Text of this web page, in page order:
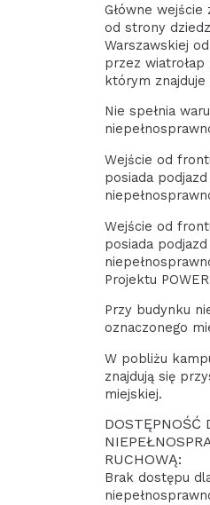
Główne
od strony
Warszawskiej
przez
którym znajduje
Nie spełnia
Wejście od
posiada
Wejście od
posiada
Projektu
Przy budynku
oznaczonego
W pobliżu
znajdują się
miejskiej.
DOSTĘPNOŚĆ
RUCHOWĄ:
Brak dostępu